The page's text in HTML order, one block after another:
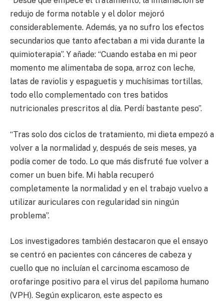
redujo de forma notable y el dolor mejoró
considerablemente. Además, ya no sufro los efectos
secundarios que tanto afectaban a mi vida durante la
quimioterapia”. Y añade: “Cuando estaba en mi peor
momento me alimentaba de sopa, arroz con leche,
latas de raviolis y espaguetis y muchísimas tortillas,
todo ello complementado con tres batidos
nutricionales prescritos al día. Perdí bastante peso”.
“Tras solo dos ciclos de tratamiento, mi dieta empezó a
volver a la normalidad y, después de seis meses, ya
podía comer de todo. Lo que más disfruté fue volver a
comer un buen bife. Mi habla recuperó
completamente la normalidad y en el trabajo vuelvo a
utilizar auriculares con regularidad sin ningún
problema”.
Los investigadores también destacaron que el ensayo
se centró en pacientes con cánceres de cabeza y
cuello que no incluían el carcinoma escamoso de
orofaringe positivo para el virus del papiloma humano
(VPH). Según explicaron, este aspecto es